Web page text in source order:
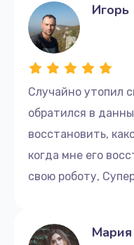
Случайно утопил
обратился в
восстановить,
когда мне его
свою роботу,
Игорь
Мария